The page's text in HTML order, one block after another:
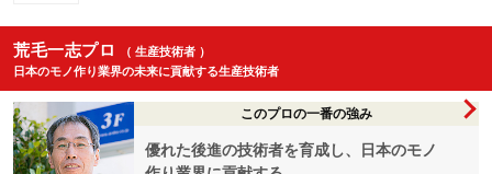
荒毛一志プロ
（ 生産技術者 ）
日本のモノ作り業界の未来に貢献する生産技術者
このプロの一番の強み
優れた後進の技術者を育成し、日本のモノ